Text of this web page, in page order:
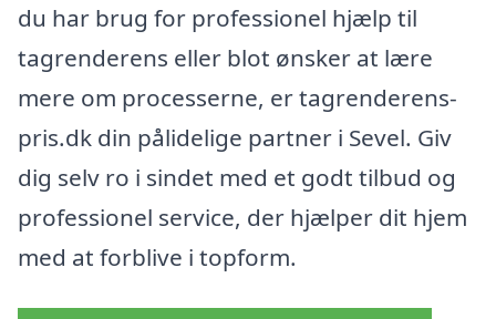
du har brug for professionel hjælp til
tagrenderens eller blot ønsker at lære
mere om processerne, er tagrenderens-
pris.dk din pålidelige partner i Sevel. Giv
dig selv ro i sindet med et godt tilbud og
professionel service, der hjælper dit hjem
med at forblive i topform.